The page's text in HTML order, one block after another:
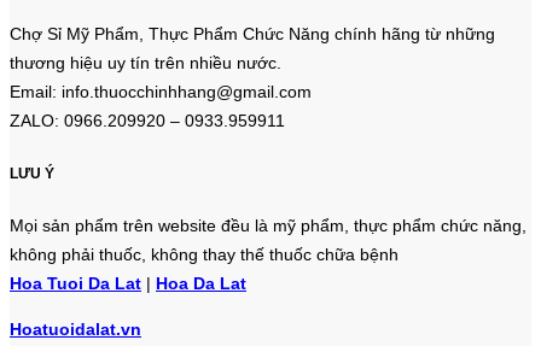
Chợ Sỉ Mỹ Phẩm, Thực Phẩm Chức Năng chính hãng từ những
thương hiệu uy tín trên nhiều nước.
Email: info.thuocchinhhang@gmail.com
ZALO: 0966.209920 – 0933.959911
LƯU Ý
Mọi sản phẩm trên website đều là mỹ phẩm, thực phẩm chức năng,
không phải thuốc, không thay thế thuốc chữa bệnh
Hoa Tuoi Da Lat | Hoa Da Lat
Hoatuoidalat.vn